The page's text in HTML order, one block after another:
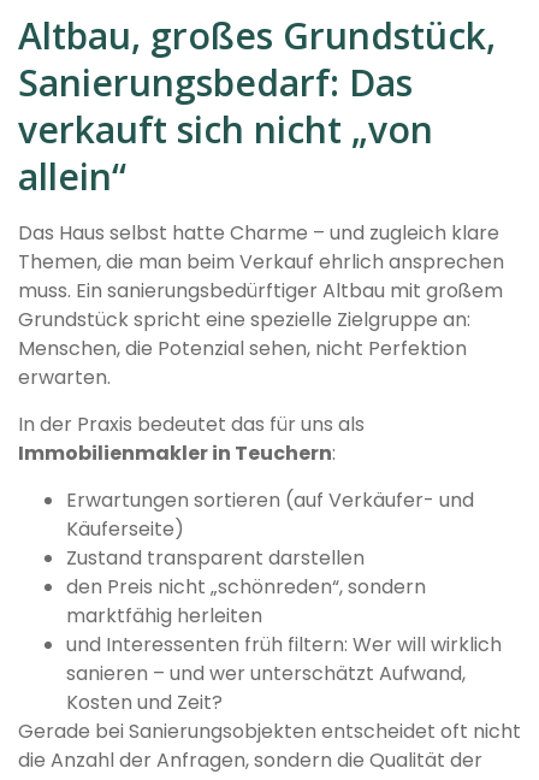
Altbau, großes Grundstück,
Sanierungsbedarf: Das
verkauft sich nicht „von
allein“
Das Haus selbst hatte Charme – und zugleich klare
Themen, die man beim Verkauf ehrlich ansprechen
muss. Ein sanierungsbedürftiger Altbau mit großem
Grundstück spricht eine spezielle Zielgruppe an:
Menschen, die Potenzial sehen, nicht Perfektion
erwarten.
In der Praxis bedeutet das für uns als
Immobilienmakler in Teuchern:
Erwartungen sortieren (auf Verkäufer- und
Käuferseite)
Zustand transparent darstellen
den Preis nicht „schönreden“, sondern
marktfähig herleiten
und Interessenten früh filtern: Wer will wirklich
sanieren – und wer unterschätzt Aufwand,
Kosten und Zeit?
Gerade bei Sanierungsobjekten entscheidet oft nicht
die Anzahl der Anfragen, sondern die Qualität der